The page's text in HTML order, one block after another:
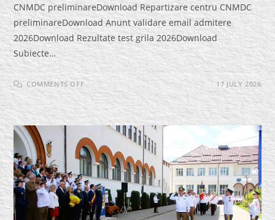
CNMDC preliminareDownload Repartizare centru CNMDC
preliminareDownload Anunt validare email admitere
2026Download Rezultate test grila 2026Download
Subiecte…
COMMENTS OFFON
ADMITERE
2026
–
ETAPA
II
17 JULY 2026